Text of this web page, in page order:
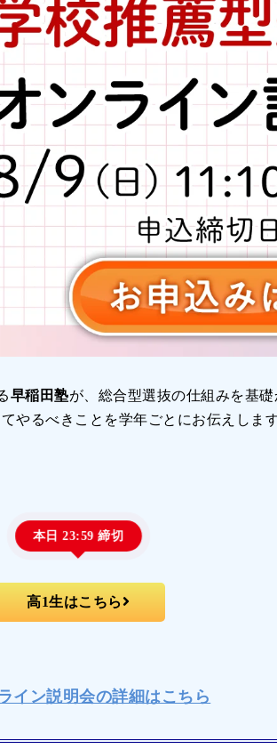
早稲田塾が、総合型選抜の仕組みを基
やるべきことを学年ごとにお伝えしま
本日 23:59 締切
高1生はこちら
イン説明会の詳細はこちら